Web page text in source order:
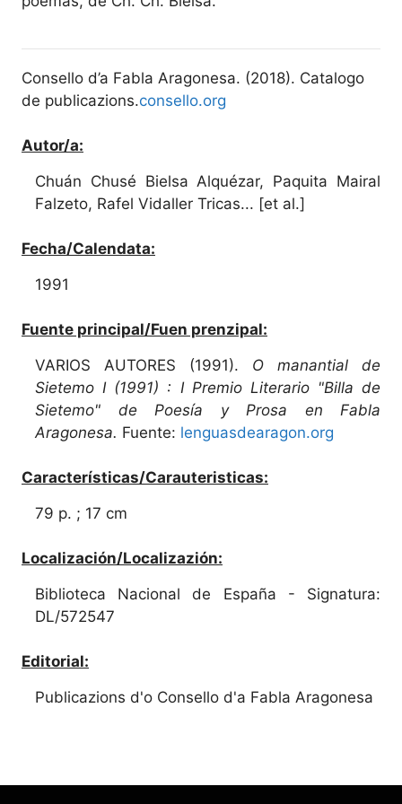
Consello d’a Fabla Aragonesa. (2018). Catalogo
de publicazions.consello.org
Autor/a:
Chuán Chusé Bielsa Alquézar, Paquita Mairal
Falzeto, Rafel Vidaller Tricas... [et al.]
Fecha/Calendata:
1991
Fuente principal/Fuen prenzipal:
VARIOS AUTORES (1991). O manantial de
Sietemo I (1991) : I Premio Literario "Billa de
Sietemo" de Poesía y Prosa en Fabla
Aragonesa. Fuente: lenguasdearagon.org
Características/Carauteristicas:
79 p. ; 17 cm
Localización/Localizazión:
Biblioteca Nacional de España - Signatura:
DL/572547
Editorial:
Publicazions d'o Consello d'a Fabla Aragonesa